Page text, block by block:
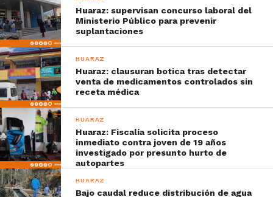
Huaraz: supervisan concurso laboral del
Ministerio Público para prevenir
suplantaciones
HUARAZ
Huaraz: clausuran botica tras detectar
venta de medicamentos controlados sin
receta médica
HUARAZ
Huaraz: Fiscalía solicita proceso
inmediato contra joven de 19 años
investigado por presunto hurto de
autopartes
HUARAZ
Bajo caudal reduce distribución de agua